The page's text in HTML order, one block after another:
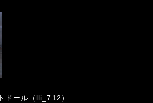
ドール（lli_712）